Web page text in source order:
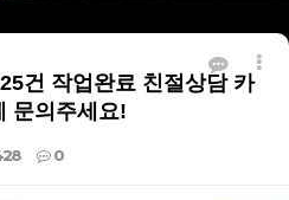
건 작업완료 친절상담 카
문의주세요!
0